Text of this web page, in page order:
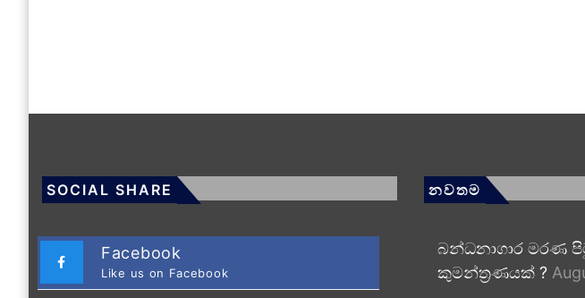
SOCIAL SHARE
Facebook
Like us on Facebook
නවතම
බන්ධනාගාර මරණ
කුමන්ත්‍රණයක් ?